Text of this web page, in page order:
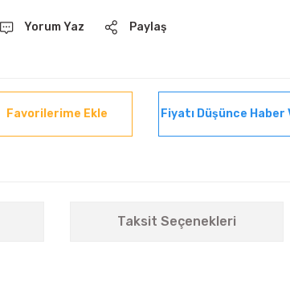
Yorum Yaz Paylaş
Fiyatı Düşünce Haber
Taksit Seçenekleri